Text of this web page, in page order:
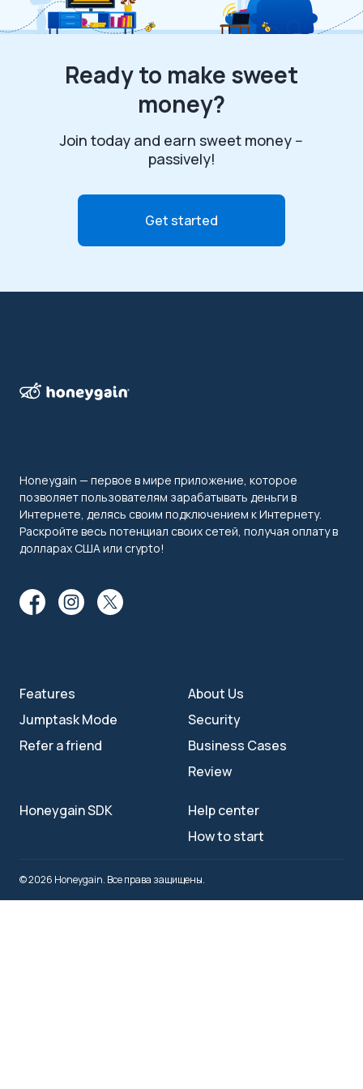
Ready to make sweet
money?
Join today and earn sweet money --
passively!
Get started
Honeygain — первое в мире приложение, которое
позволяет пользователям зарабатывать деньги в
Интернете, делясь своим подключением к Интернету.
Раскройте весь потенциал своих сетей, получая оплату в
долларах США или crypto!
Features
Jumptask Mode
Refer a friend
About Us
Security
Business Cases
Review
Honeygain SDK
Help center
How to start
© 2026 Honeygain. Все права защищены.